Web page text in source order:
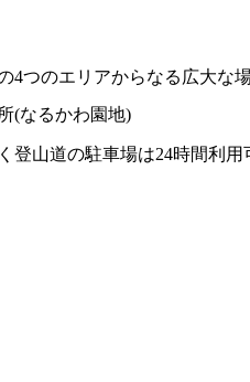
4つのエリアからなる広大な
(なるかわ園地)
登山道の駐車場は24時間利用